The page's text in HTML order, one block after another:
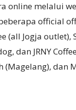
online melalui
official
(all Jogja outlet),
dan JRNY
(Magelang), dan